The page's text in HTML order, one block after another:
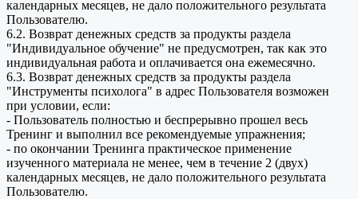
календарных месяцев, не дало положительного результата
Пользователю.
6.2. Возврат денежных средств за продукты раздела
"Индивидуальное обучение" не предусмотрен, так как это
индивидуальная работа и оплачивается она ежемесячно.
6.3. Возврат денежных средств за продукты раздела
"Инструменты психолога" в адрес Пользователя возможен
при условии, если:
- Пользователь полностью и беспрерывно прошел весь
Тренинг и выполнил все рекомендуемые упражнения;
- по окончании Тренинга практическое применение
изученного материала не менее, чем в течение 2 (двух)
календарных месяцев, не дало положительного результата
Пользователю.